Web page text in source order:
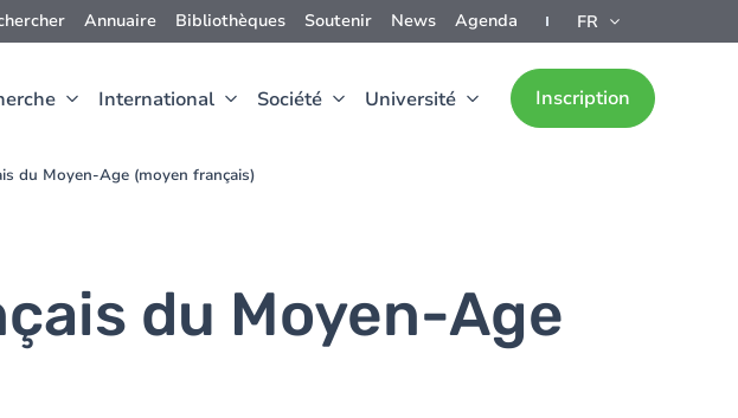
Annuaire Bibliothèques Soutenir News Agenda FR
International Société Université Inscription
du Moyen-Age (moyen français)
du Moyen-Age